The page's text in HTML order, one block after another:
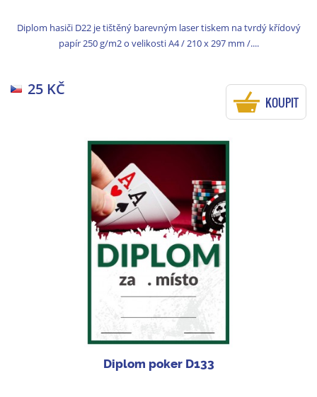
Diplom hasiči D22 je tištěný barevným laser tiskem na tvrdý křídový
papír 250 g/m2 o velikosti A4 / 210 x 297 mm /....
25 KČ
KOUPIT
Diplom poker D133